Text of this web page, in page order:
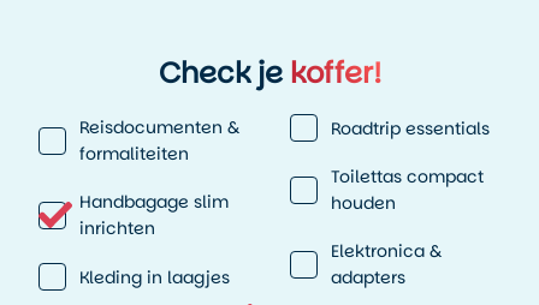
Check jekoffer!
Reisdocumenten &
formaliteiten
Handbagage slim
inrichten
Kleding in laagjes
Roadtrip essentials
Toilettas compact
houden
Elektronica &
adapters